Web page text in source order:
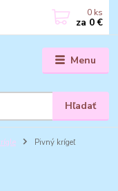
Menu
Hľadať
0 ks
za 0 €
Pivný krígeľ